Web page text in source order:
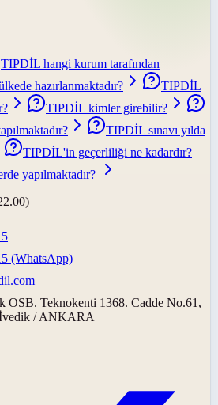
TIPDİL hangi kurum tarafından
hazırlanmaktadır?
TIPDİL
TIPDİL kimler girebilir?
TIPDİL sınavı yılda
TIPDİL'in geçerliliği ne kadardır?
yapılmaktadır?
(WhatsApp)
OSB. Teknokenti 1368. Cadde No.61,
/ ANKARA